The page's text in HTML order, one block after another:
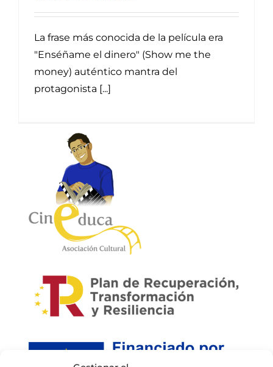
La frase más conocida de la película era
"Enséñame el dinero" (Show me the
money) auténtico mantra del
protagonista [...]